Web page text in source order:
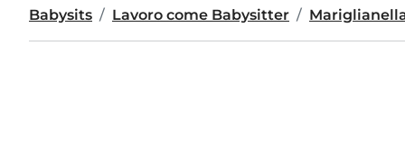
Babysits Lavoro come Babysitter